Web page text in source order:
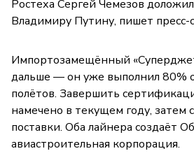
Ростеха Сергей Чемезов
Владимиру Путину, пишет
Импортозамещённый
дальше — он уже выполнил 80%
полётов. Завершить
намечено в текущем году, затем
поставки. Оба лайнера создаёт
авиастроительная корпорация.